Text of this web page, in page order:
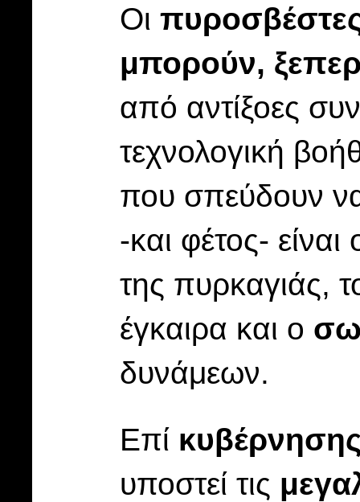
Οι
μπορούν,
από αντίξοες
τεχνολογική
που σπεύδουν
-και φέτος-
της πυρκαγιάς,
έγκαιρα και ο
δυνάμεων.
Επί
υποστεί τις